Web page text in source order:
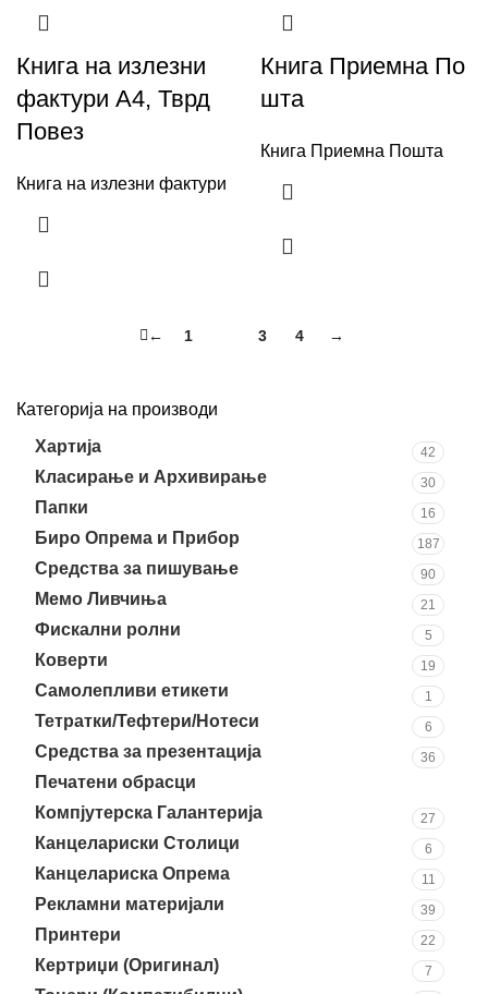
Категорија на производи
Хартија
42
Класирање и Архивирање 30
Папки 16
Биро Опрема и Прибор 187
Средства за пишување 90
Мемо Ливчиња 21
Фискални ролни 5
Коверти 19
Самолепливи етикети 1
Тетратки/Тефтери/Нотеси 6
Средства за презентација 36
Печатени обрасци
Компјутерска Галантерија 27
Канцелариски Столици 6
Канцелариска Опрема 11
Рекламни материјали 39
Принтери 22
Кертриџи (Оригинал) 7
Книга на излезни
фактури А4, Тврд
Повез
Книга на излезни фактури
Книга Приемна По
шта
Книга Приемна Пошта
← 1 3 4 →